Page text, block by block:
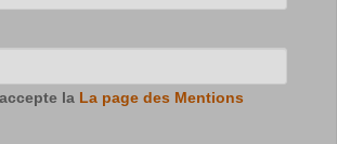
la La page des Mentions